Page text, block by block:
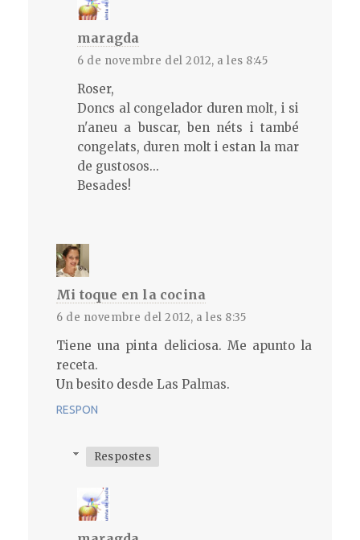
maragda
6 de novembre del 2012, a les 8:45
Roser,
Doncs al congelador duren molt, i si
n'aneu a buscar, ben néts i també
congelats, duren molt i estan la mar
de gustosos...
Besades!
Mi toque en la cocina
6 de novembre del 2012, a les 8:35
Tiene una pinta deliciosa. Me apunto la
receta.
Un besito desde Las Palmas.
RESPON
Respostes